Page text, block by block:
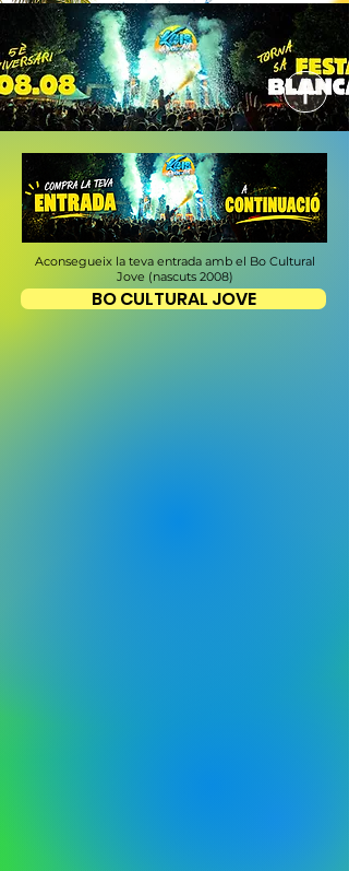
Aconsegueix la teva entrada amb el Bo Cultural
Jove (nascuts 2008)
BO CULTURAL JOVE